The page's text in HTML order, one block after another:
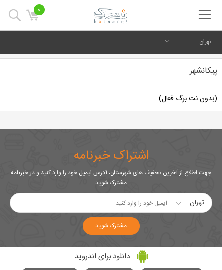
0
تهران
پیکانشهر
(بدون نت برگ فعال)
اشتراک خبرنامه
جهت اطلاع از آخرین تخفیف های شهرستان، آدرس ایمیل خود را وارد کنید و در خبرنامه
مشترک شوید
تهران
مشترک شوید
دانلود برای اندروید